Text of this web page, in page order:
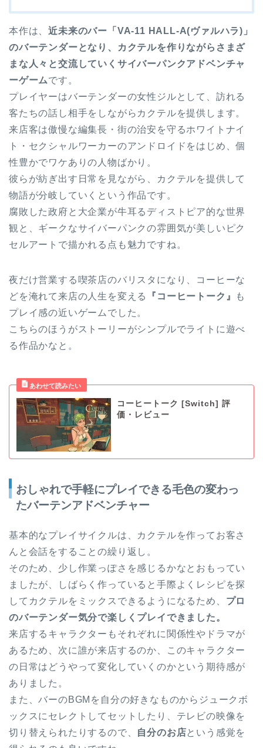
本作は、近未来のバー「VA-11 HALL-A(ヴァルハラ)」
のバーテンダーとなり、カクテルを作りながらさまざ
まな人々と交流していくサイバーパンクアドベンチャ
ーゲームです。
プレイヤーはバーテンダーの女性ジルとして、訪れる
客たちの話し相手をしながらカクテルを提供します。
来店客は傲慢な編集長・街の治安を守るホワイトナイ
ト・セクシャルワーカーのアンドロイドをはじめ、個
性豊かでワケありの人物ばかり。
彼らが紡ぎ出す日常を見ながら、カクテルを提供して
物語が分岐していくという作品です。
腐敗した政府と大企業が牛耳るディストピア的な世界
観と、ギークなサイバーパンクの雰囲気が美しいピク
セルアートで描かれる点も魅力ですね。
夜だけ営業する喫茶店のバリスタになり、コーヒーな
どを淹れて来店の人生を変える
『コーヒートーク』
も
プレイ感の近いゲームでした。
こちらのほうがストーリーがシンプルでライトに遊べ
る作品かなと。
コーヒートーク [Switch] 評
価・レビュー
おしゃれで手軽にプレイできる毛色の変わっ
たバーテンアドベンチャー
基本的なプレイサイクルは、カクテルを作ってお客さ
んと会話をすることの繰り返し。
そのため、少し作業っぽさを感じるかなとおもってい
ましたが、しばらく作っていると手際よくレシピを探
してカクテルをミックスできるようになるため、 プロ
のバーテンダー気分で楽しくプレイできました。
来店するキャラクターもそれぞれに関係性やドラマが
あるため、次に誰が来店するのか、このキャラクター
の日常はどうやって変化していくのかという期待感が
ありました。
また、バーのBGMを自分の好きなものからジュークボ
ックスにセレクトしてセットしたり、テレビの映像を
切り替えられたりするので、 自分のお店という感覚を